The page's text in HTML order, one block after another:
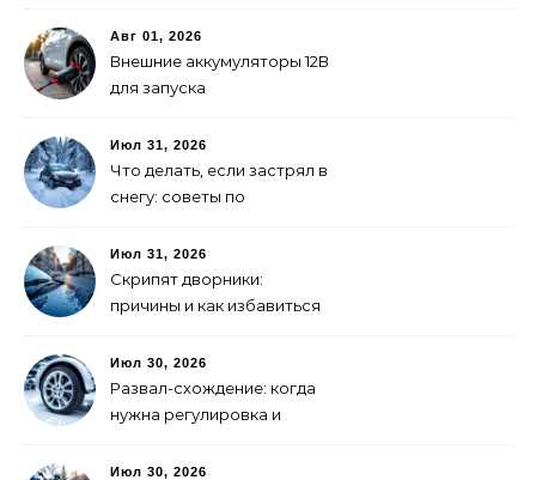
Авг 01, 2026
Внешние аккумуляторы 12В
для запуска
выбрать
Июл 31, 2026
Что делать, если застрял в
снегу: советы по
Июл 31, 2026
Скрипят дворники:
причины и как избавиться
Июл 30, 2026
Развал-схождение: когда
нужна регулировка и
Июл 30, 2026